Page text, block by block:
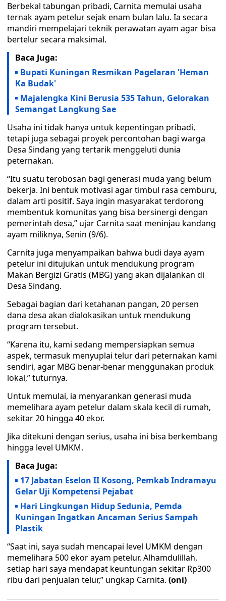
Berbekal tabungan pribadi, Carnita memulai usaha
ternak ayam petelur sejak enam bulan lalu. Ia secara
mandiri mempelajari teknik perawatan ayam agar bisa
bertelur secara maksimal.
Baca Juga:
Bupati Kuningan Resmikan Pagelaran 'Heman
Ka Budak'
Majalengka Kini Berusia 535 Tahun, Gelorakan
Semangat Langkung Sae
Usaha ini tidak hanya untuk kepentingan pribadi,
tetapi juga sebagai proyek percontohan bagi warga
Desa Sindang yang tertarik menggeluti dunia
peternakan.
“Itu suatu terobosan bagi generasi muda yang belum
bekerja. Ini bentuk motivasi agar timbul rasa cemburu,
dalam arti positif. Saya ingin masyarakat terdorong
membentuk komunitas yang bisa bersinergi dengan
pemerintah desa,” ujar Carnita saat meninjau kandang
ayam miliknya, Senin (9/6).
Carnita juga menyampaikan bahwa budi daya ayam
petelur ini ditujukan untuk mendukung program
Makan Bergizi Gratis (MBG) yang akan dijalankan di
Desa Sindang.
Sebagai bagian dari ketahanan pangan, 20 persen
dana desa akan dialokasikan untuk mendukung
program tersebut.
“Karena itu, kami sedang mempersiapkan semua
aspek, termasuk menyuplai telur dari peternakan kami
sendiri, agar MBG benar-benar menggunakan produk
lokal,” tuturnya.
Untuk memulai, ia menyarankan generasi muda
memelihara ayam petelur dalam skala kecil di rumah,
sekitar 20 hingga 40 ekor.
Jika ditekuni dengan serius, usaha ini bisa berkembang
hingga level UMKM.
Baca Juga:
17 Jabatan Eselon II Kosong, Pemkab Indramayu
Gelar Uji Kompetensi Pejabat
Hari Lingkungan Hidup Sedunia, Pemda
Kuningan Ingatkan Ancaman Serius Sampah
Plastik
“Saat ini, saya sudah mencapai level UMKM dengan
memelihara 500 ekor ayam petelur. Alhamdulillah,
setiap hari saya mendapat keuntungan sekitar Rp300
ribu dari penjualan telur,” ungkap Carnita. (oni)